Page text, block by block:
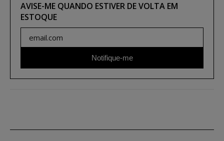
AVISE-ME QUANDO ESTIVER DE VOLTA EM
ESTOQUE
Notifique-me